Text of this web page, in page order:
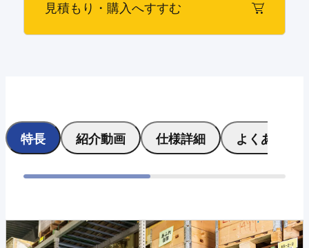
見積もり・購入へすすむ
特長 紹介動画 仕様詳細 よくある質